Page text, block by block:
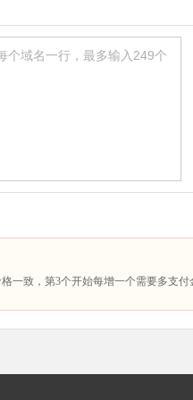
一致，第3个开始每增一个需要多支付